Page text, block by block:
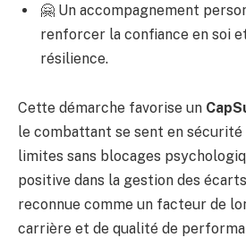
🤗 Un accompagnement
renforcer la confiance en soi
résilience.
Cette démarche favorise un
le combattant se sent en
limites sans blocages
positive dans la gestion des
reconnue comme un facteur de
carrière et de qualité de